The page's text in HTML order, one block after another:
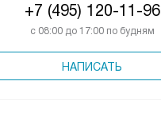
+7 (495) 120-11-96
с 08:00 до 17:00 по будням
НАПИСАТЬ